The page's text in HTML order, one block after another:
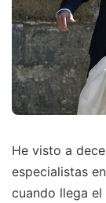
He visto a
especialistas
cuando llega